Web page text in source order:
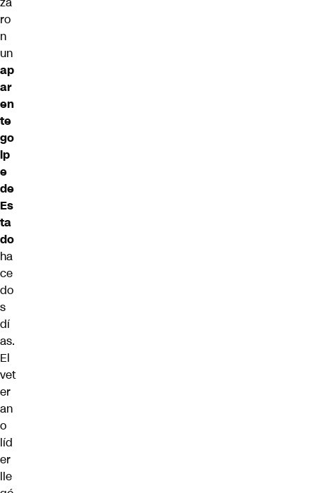
ro
n
un
ap
ar
en
te
go
lp
e
de
Es
ta
do
ha
ce
do
s
dí
as.
El
vet
er
an
o
líd
er
lle